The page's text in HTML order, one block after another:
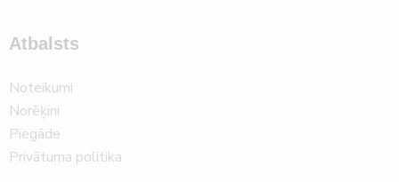
Atbalsts
Noteikumi
Norēķini
Piegāde
Privātuma politika